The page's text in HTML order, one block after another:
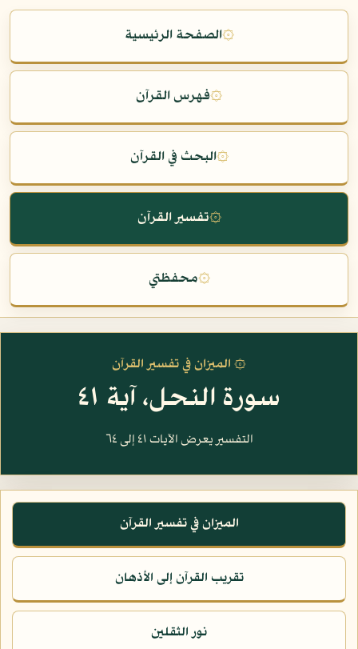
۞الصفحة الرئيسية
۞فهرس القرآن
۞البحث في القرآن
۞تفسير القرآن
۞محفظتي
۞ الميزان في تفسير القرآن
سورة النحل، آية ٤١
التفسير يعرض الآيات ٤١ إلى ٦٤
الميزان في تفسير القرآن
تقريب القرآن إلى الأذهان
نور الثقلين